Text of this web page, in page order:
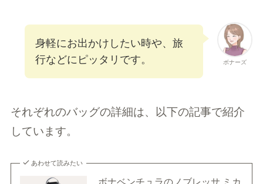
ボナーズ
身軽にお出かけしたい時や、旅
行などにピッタリです。
それぞれのバッグの詳細は、以下の記事で紹介
しています。
あわせて読みたい
ボナベンチュラのノブレッサ ミカ